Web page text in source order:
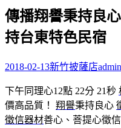
關
鍵
字:
傳播翔譽秉持良
持台東特色民宿
2018-02-13新竹披薩店admin
下午同理心12點 22分 21秒
價高品質！ 翔譽秉持良心
徵信器材善心、菩提心徵